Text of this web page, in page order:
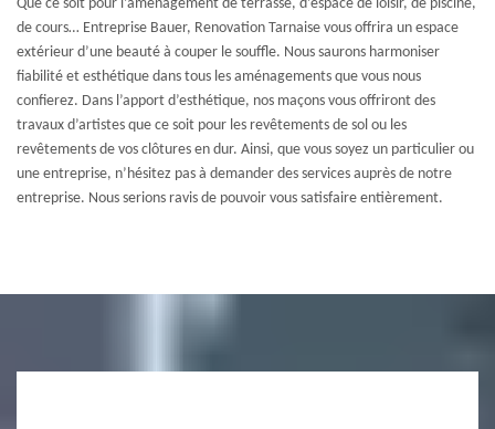
Que ce soit pour l’aménagement de terrasse, d’espace de loisir, de piscine,
de cours… Entreprise Bauer, Renovation Tarnaise vous offrira un espace
extérieur d’une beauté à couper le souffle. Nous saurons harmoniser
fiabilité et esthétique dans tous les aménagements que vous nous
confierez. Dans l’apport d’esthétique, nos maçons vous offriront des
travaux d’artistes que ce soit pour les revêtements de sol ou les
revêtements de vos clôtures en dur. Ainsi, que vous soyez un particulier ou
une entreprise, n’hésitez pas à demander des services auprès de notre
entreprise. Nous serions ravis de pouvoir vous satisfaire entièrement.